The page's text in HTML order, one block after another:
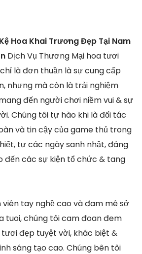
Hoa Khai Trương Đẹp Tại Nam
Dịch Vụ Thương Mại hoa tươi
là đơn thuần là sự cung cấp
nhưng mà còn là trải nghiệm
đến người chơi niềm vui & sự
Chúng tôi tự hào khi là đối tác
và tin cậy của game thủ trong
tự các ngày sanh nhật, đáng
đến các sự kiện tổ chức & tang
viên tay nghề cao và đam mê sở
tuoi, chúng tôi cam đoan đem
đẹp tuyệt vời, khác biệt &
sáng tạo cao. Chúng bên tôi